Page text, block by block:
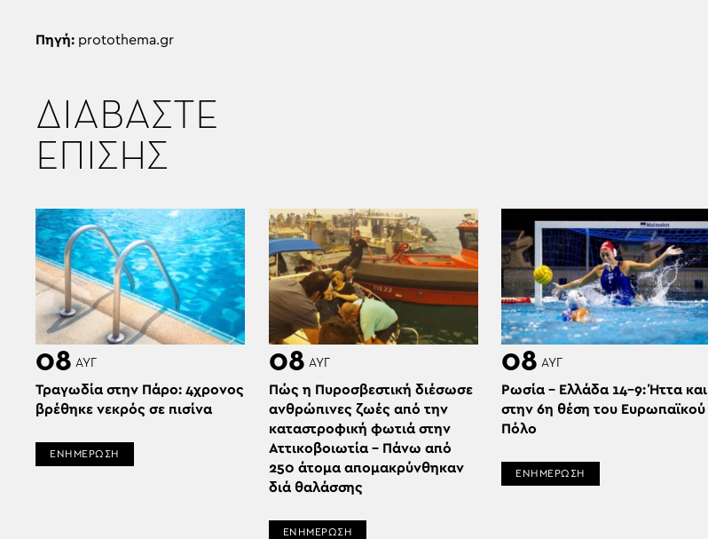
Πηγή: protothema.gr
ΔΙΑΒΑΣΤΕ
ΕΠΙΣΗΣ
08 ΑΥΓ
Τραγωδία στην Πάρο: 4χρονος
βρέθηκε νεκρός σε πισίνα
ΕΝΗΜΕΡΩΣΗ
08 ΑΥΓ
Πώς η Πυροσβεστική διέσωσε
ανθρώπινες ζωές από την
καταστροφική φωτιά στην
Αττικοβοιωτία – Πάνω από
250 άτομα απομακρύνθηκαν
διά θαλάσσης
ΕΝΗΜΕΡΩΣΗ
08 ΑΥΓ
Ρωσία – Ελλάδα 14-9: Ήττα και
στην 6η θέση του Ευρωπαϊκού
Πόλο
ΕΝΗΜΕΡΩΣΗ